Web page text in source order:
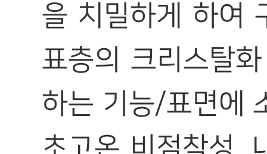
을 치밀하게 하여
표층의 크리스탈
하는 기능/표면에